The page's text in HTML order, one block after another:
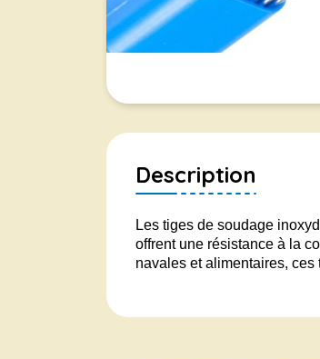
Description
Les tiges de soudage
offrent une résistance à la
navales et alimentaires,